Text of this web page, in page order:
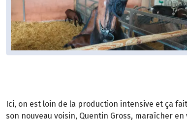
Ici, on est loin de la production intensive et ça
son nouveau voisin, Quentin Gross, maraîcher